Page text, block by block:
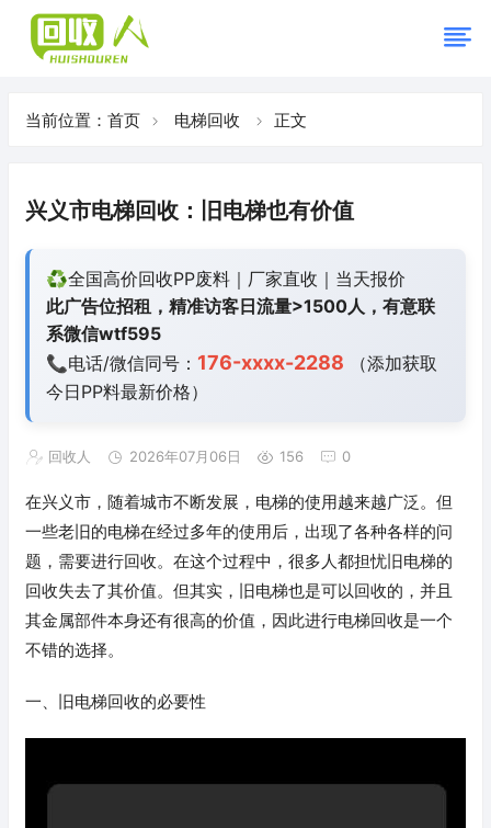
当前位置： 首页 电梯回收 正文
兴义市电梯回收：旧电梯也有价值
♻️全国高价回收PP废料｜厂家直收｜当天报价
此广告位招租，精准访客日流量>1500人，有意联
系微信wtf595
📞电话/微信同号： 176-xxxx-2288 （添加获取
今日PP料最新价格）
回收人 2026年07月06日 156 0
在兴义市，随着城市不断发展，电梯的使用越来越广泛。但
一些老旧的电梯在经过多年的使用后，出现了各种各样的问
题，需要进行回收。在这个过程中，很多人都担忧旧电梯的
回收失去了其价值。但其实，旧电梯也是可以回收的，并且
其金属部件本身还有很高的价值，因此进行电梯回收是一个
不错的选择。
一、旧电梯回收的必要性